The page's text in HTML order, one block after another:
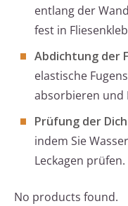
entlang der
fest in
Abdichtung der
elastische
absorbieren und
Prüfung der
indem Sie
Leckagen prüfen.
No products found.